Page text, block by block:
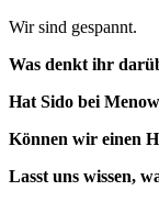
Wir sind gespannt.
Was denkt ihr
Hat Sido bei
Können wir einen
Lasst uns wissen,